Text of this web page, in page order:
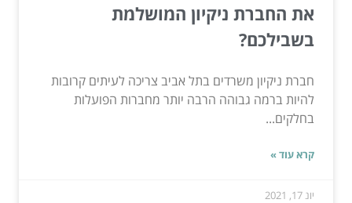
את החברת ניקיון המושלמת
בשבילכם?
חברת ניקיון משרדים בתל אביב צריכה לעיתים קרובות
להיות ברמה גבוהה הרבה יותר מחברות הפועלות
בחלקים...
קרא עוד »
יונ 17, 2021